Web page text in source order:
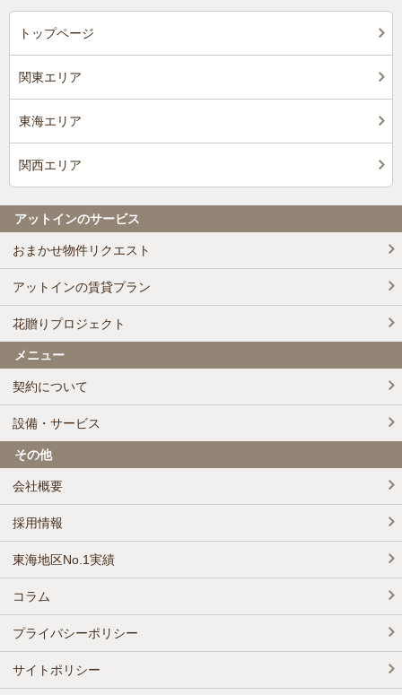
トップページ
関東エリア
東海エリア
関西エリア
アットインのサービス
おまかせ物件リクエスト
アットインの賃貸プラン
花贈りプロジェクト
メニュー
契約について
設備・サービス
その他
会社概要
採用情報
東海地区No.1実績
コラム
プライバシーポリシー
サイトポリシー